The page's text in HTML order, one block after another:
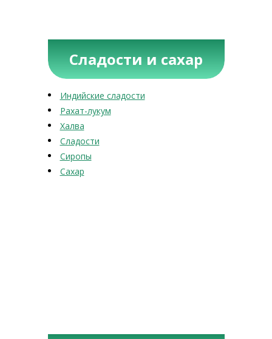
Сладости и сахар
Индийские сладости
Рахат-лукум
Халва
Сладости
Сиропы
Сахар